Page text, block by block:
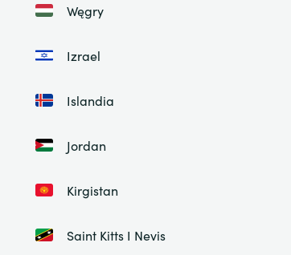
Węgry
Izrael
Islandia
Jordan
Kirgistan
Saint Kitts I Nevis